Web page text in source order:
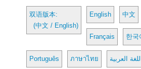
双语版本:
(中文 / English)
English 中文
Français 한국
Português ภาษาไทย اللغة العربية